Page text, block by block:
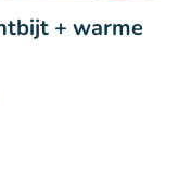
+ warme